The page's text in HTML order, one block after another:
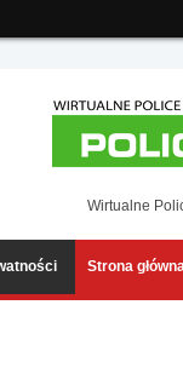
Wirtualne
Strona